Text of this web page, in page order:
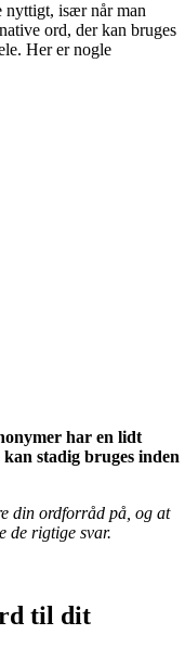
især når man
ord, der kan bruges
Her er nogle
har en lidt
stadig bruges inden
din ordforråd på, og at
de rigtige svar.
til dit